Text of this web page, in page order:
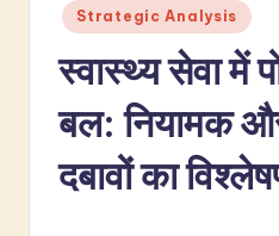
e
Posted
in
Strategic Analysis
स्वास्थ्य सेवा में
बल: नियामक और
दबावों का